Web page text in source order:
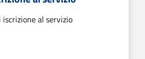
iscrizione al servizio